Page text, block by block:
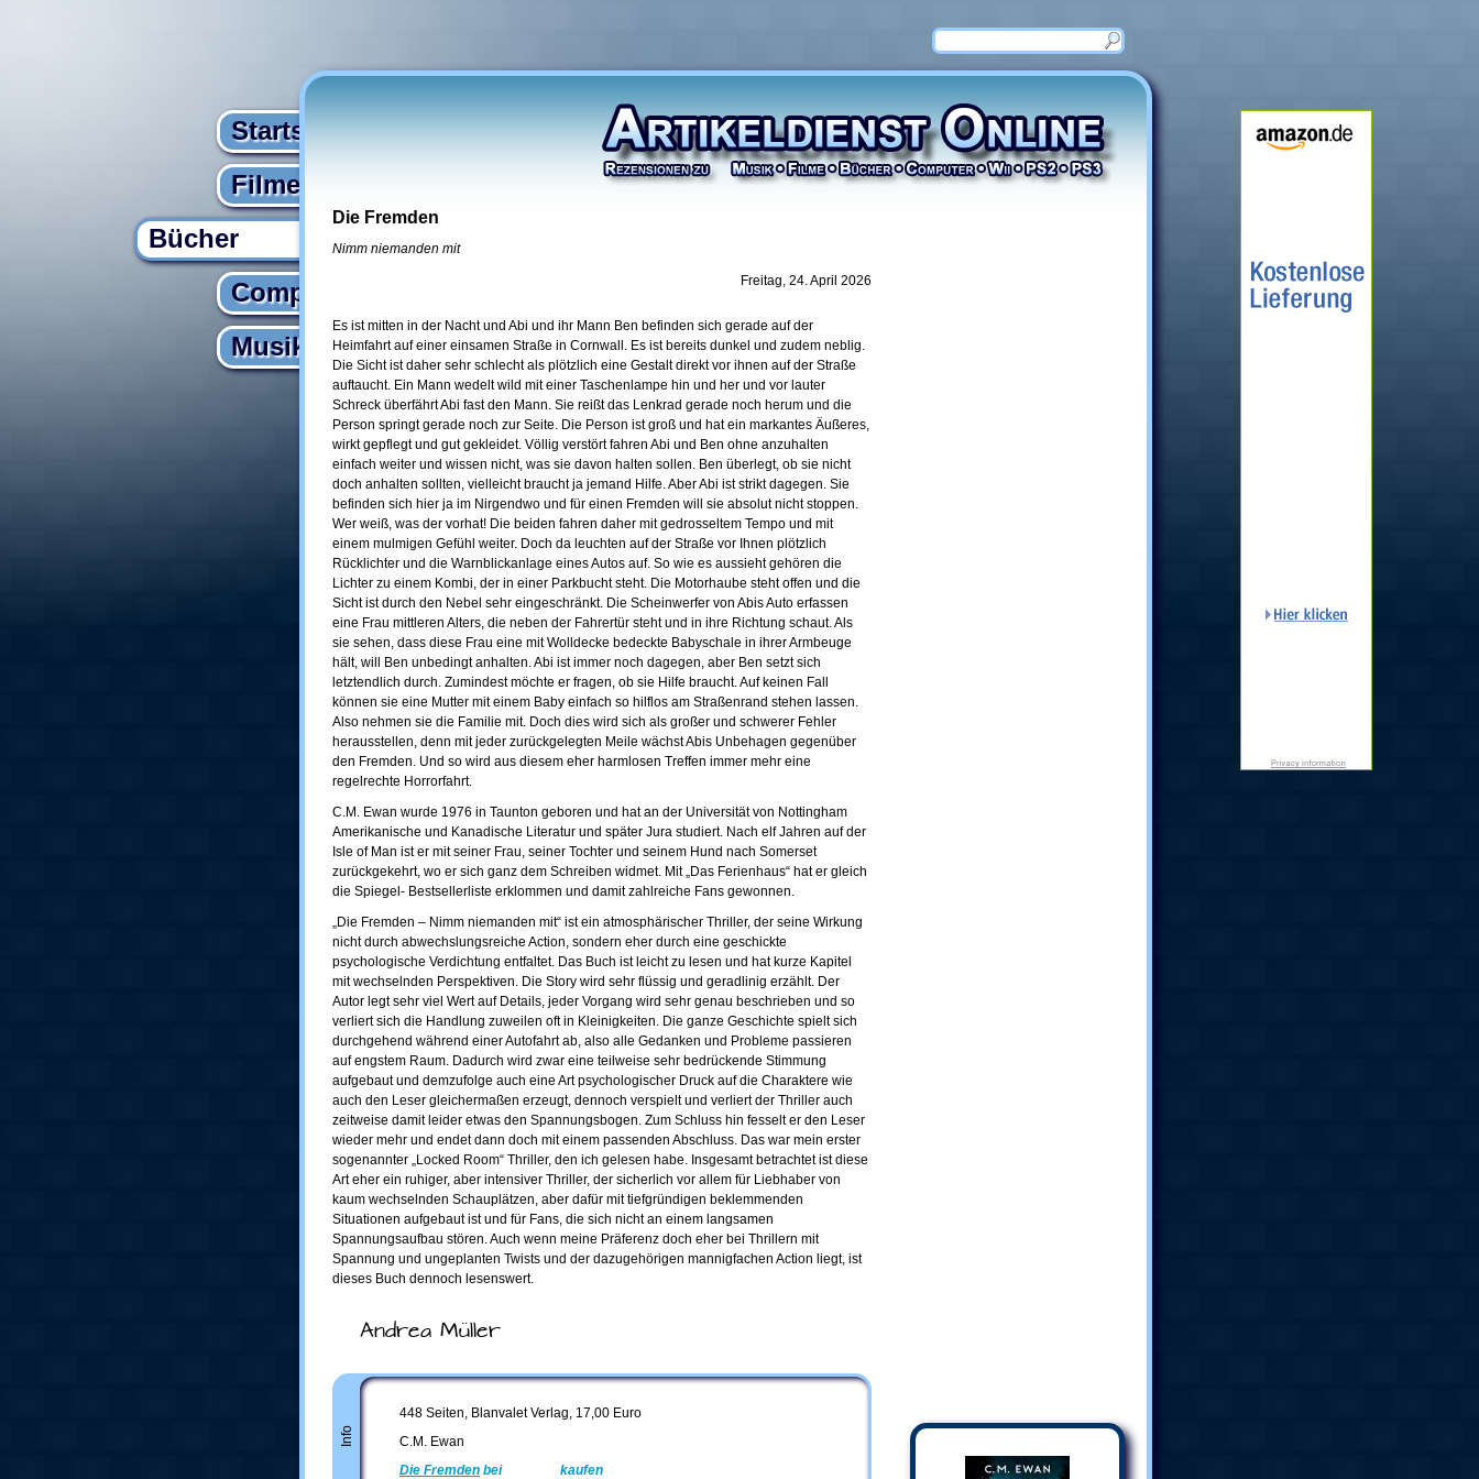
Startseite
Filme
Bücher
Computer
Musik
Die Fremden
Nimm niemanden mit
Freitag, 24. April 2026
Es ist mitten in der Nacht und Abi und ihr Mann Ben befinden sich gerade auf der
Heimfahrt auf einer einsamen Straße in Cornwall. Es ist bereits dunkel und zudem neblig.
Die Sicht ist daher sehr schlecht als plötzlich eine Gestalt direkt vor ihnen auf der Straße
auftaucht. Ein Mann wedelt wild mit einer Taschenlampe hin und her und vor lauter
Schreck überfährt Abi fast den Mann. Sie reißt das Lenkrad gerade noch herum und die
Person springt gerade noch zur Seite. Die Person ist groß und hat ein markantes Äußeres,
wirkt gepflegt und gut gekleidet. Völlig verstört fahren Abi und Ben ohne anzuhalten
einfach weiter und wissen nicht, was sie davon halten sollen. Ben überlegt, ob sie nicht
doch anhalten sollten, vielleicht braucht ja jemand Hilfe. Aber Abi ist strikt dagegen. Sie
befinden sich hier ja im Nirgendwo und für einen Fremden will sie absolut nicht stoppen.
Wer weiß, was der vorhat! Die beiden fahren daher mit gedrosseltem Tempo und mit
einem mulmigen Gefühl weiter. Doch da leuchten auf der Straße vor Ihnen plötzlich
Rücklichter und die Warnblickanlage eines Autos auf. So wie es aussieht gehören die
Lichter zu einem Kombi, der in einer Parkbucht steht. Die Motorhaube steht offen und die
Sicht ist durch den Nebel sehr eingeschränkt. Die Scheinwerfer von Abis Auto erfassen
eine Frau mittleren Alters, die neben der Fahrertür steht und in ihre Richtung schaut. Als
sie sehen, dass diese Frau eine mit Wolldecke bedeckte Babyschale in ihrer Armbeuge
hält, will Ben unbedingt anhalten. Abi ist immer noch dagegen, aber Ben setzt sich
letztendlich durch. Zumindest möchte er fragen, ob sie Hilfe braucht. Auf keinen Fall
können sie eine Mutter mit einem Baby einfach so hilflos am Straßenrand stehen lassen.
Also nehmen sie die Familie mit. Doch dies wird sich als großer und schwerer Fehler
herausstellen, denn mit jeder zurückgelegten Meile wächst Abis Unbehagen gegenüber
den Fremden. Und so wird aus diesem eher harmlosen Treffen immer mehr eine
regelrechte Horrorfahrt.
C.M. Ewan wurde 1976 in Taunton geboren und hat an der Universität von Nottingham
Amerikanische und Kanadische Literatur und später Jura studiert. Nach elf Jahren auf der
Isle of Man ist er mit seiner Frau, seiner Tochter und seinem Hund nach Somerset
zurückgekehrt, wo er sich ganz dem Schreiben widmet. Mit „Das Ferienhaus“ hat er gleich
die Spiegel- Bestsellerliste erklommen und damit zahlreiche Fans gewonnen.
„Die Fremden – Nimm niemanden mit“ ist ein atmosphärischer Thriller, der seine Wirkung
nicht durch abwechslungsreiche Action, sondern eher durch eine geschickte
psychologische Verdichtung entfaltet. Das Buch ist leicht zu lesen und hat kurze Kapitel
mit wechselnden Perspektiven. Die Story wird sehr flüssig und geradlinig erzählt. Der
Autor legt sehr viel Wert auf Details, jeder Vorgang wird sehr genau beschrieben und so
verliert sich die Handlung zuweilen oft in Kleinigkeiten. Die ganze Geschichte spielt sich
durchgehend während einer Autofahrt ab, also alle Gedanken und Probleme passieren
auf engstem Raum. Dadurch wird zwar eine teilweise sehr bedrückende Stimmung
aufgebaut und demzufolge auch eine Art psychologischer Druck auf die Charaktere wie
auch den Leser gleichermaßen erzeugt, dennoch verspielt und verliert der Thriller auch
zeitweise damit leider etwas den Spannungsbogen. Zum Schluss hin fesselt er den Leser
wieder mehr und endet dann doch mit einem passenden Abschluss. Das war mein erster
sogenannter „Locked Room“ Thriller, den ich gelesen habe. Insgesamt betrachtet ist diese
Art eher ein ruhiger, aber intensiver Thriller, der sicherlich vor allem für Liebhaber von
kaum wechselnden Schauplätzen, aber dafür mit tiefgründigen beklemmenden
Situationen aufgebaut ist und für Fans, die sich nicht an einem langsamen
Spannungsaufbau stören. Auch wenn meine Präferenz doch eher bei Thrillern mit
Spannung und ungeplanten Twists und der dazugehörigen mannigfachen Action liegt, ist
dieses Buch dennoch lesenswert.
Andrea Müller
Info
448 Seiten, Blanvalet Verlag, 17,00 Euro
C.M. Ewan
Die Fremden bei kaufen